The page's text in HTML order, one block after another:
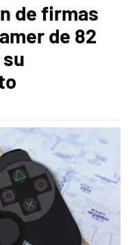
de firmas
de 82